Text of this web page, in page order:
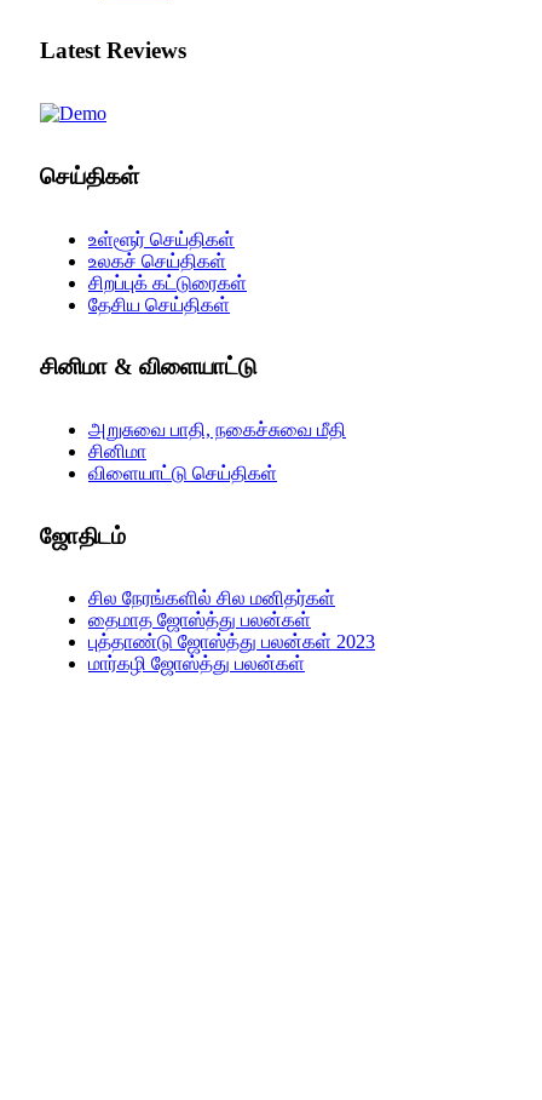
Latest Reviews
செய்திகள்
உள்ளூர் செய்திகள்
உலகச் செய்திகள்
சிறப்புக் கட்டுரைகள்
தேசிய செய்திகள்
சினிமா & விளையாட்டு
அறுசுவை பாதி, நகைச்சுவை மீதி
சினிமா
விளையாட்டு செய்திகள்
ஜோ‌திட‌ம்
சில நேரங்களில் சில மனிதர்கள்
தைமாத ஜோஸ்த்து பலன்கள்
புத்தாண்டு ஜோஸ்த்து பலன்கள் 2023
மார்கழி ஜோஸ்த்து பலன்கள்